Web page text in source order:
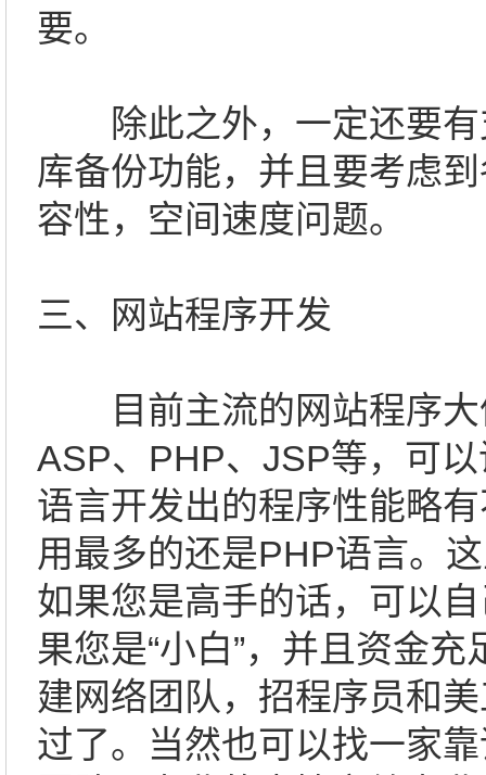
要。
除此之外，一定还要有
库备份功能，并且要考虑
容性，空间速度问题。
三、网站程序开发
目前主流的网站程序大
ASP、PHP、JSP等，可
语言开发出的程序性能略
用最多的还是PHP语言。
如果您是高手的话，可以
果您是“小白”，并且资金
建网络团队，招程序员和
过了。当然也可以找一家